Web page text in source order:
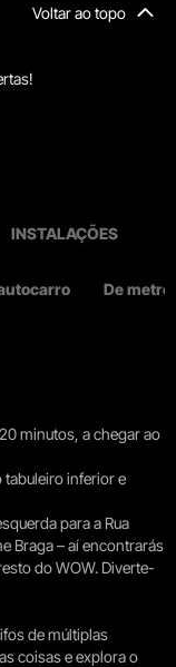
Voltar ao topo
INSTALAÇÕES
De metro
minutos, a chegar ao
tabuleiro inferior e
para a Rua
Braga – aí encontrarás
do WOW. Diverte-
de múltiplas
coisas e explora o